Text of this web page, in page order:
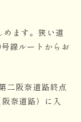
めます。狭い道
線ルートからお
二阪奈道路終点
奈道路）に入